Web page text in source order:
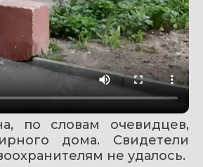
по словам очевидцев,
дома. Свидетели
не удалось.